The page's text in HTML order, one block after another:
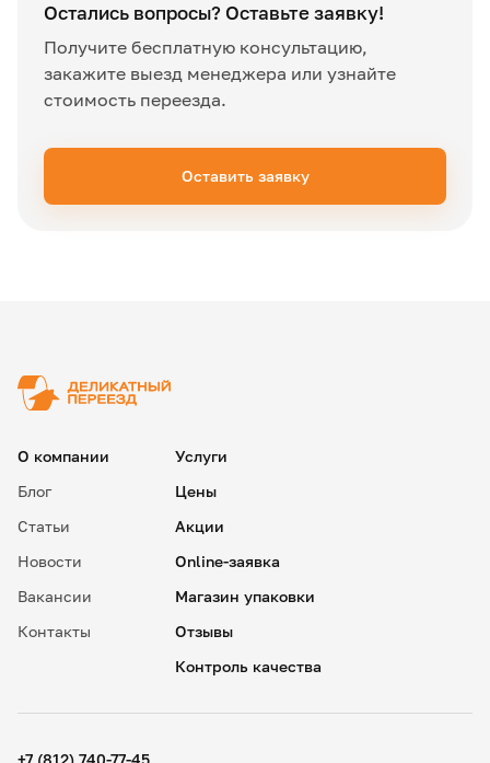
Остались вопросы? Оставьте заявку!
Получите бесплатную консультацию,
закажите выезд менеджера или узнайте
стоимость переезда.
Оставить заявку
О компании
Блог
Статьи
Новости
Вакансии
Контакты
Услуги
Цены
Акции
Online-заявка
Магазин упаковки
Отзывы
Контроль качества
+7 (812) 740-77-45